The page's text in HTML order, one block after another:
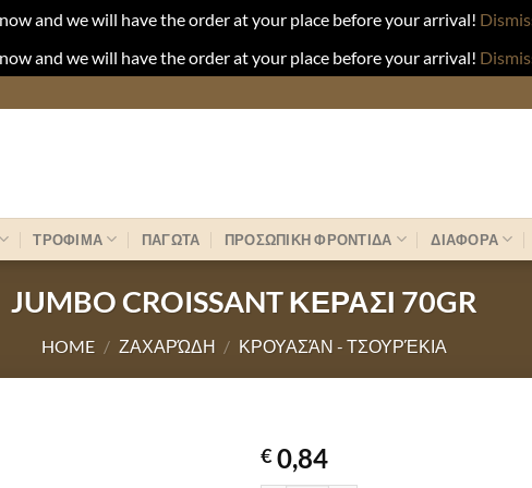
and we will have the order at your place before your arrival!
and we will have the order at your place before your arrival!
ΤΡΟΦΙΜΑ ΠΑΓΩΤΑ ΠΡΟΣΩΠΙΚΗ ΦΡΟΝΤΙΔΑ ΔΙΑΦΟΡΑ
JUMBO CROISSANT ΚΕΡΑΣΙ 70GR
HOME / ΖΑΧΑΡΏΔΗ / ΚΡΟΥΑΣΆΝ - ΤΣΟΥΡΈΚΙΑ
€ 0,84